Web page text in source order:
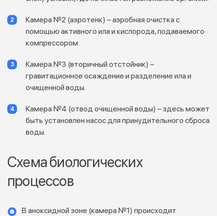
Камера №2 (аэротенк) – аэробная очистка с
помощью активного ила и кислорода, подаваемого
компрессором.
Камера №3 (вторичный отстойник) –
гравитационное осаждение и разделение ила и
очищенной воды.
Камера №4 (отвод очищенной воды) – здесь может
быть установлен насос для принудительного сброса
воды.
Схема биологических
процессов
В аноксидной зоне (камера №1) происходит